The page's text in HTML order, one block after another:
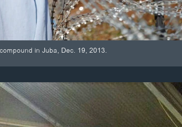
in Juba, Dec. 19, 2013.